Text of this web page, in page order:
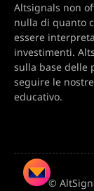
Altsignals non
nulla di quanto
essere
investimenti.
sulla base delle
seguire le
educativo.
©